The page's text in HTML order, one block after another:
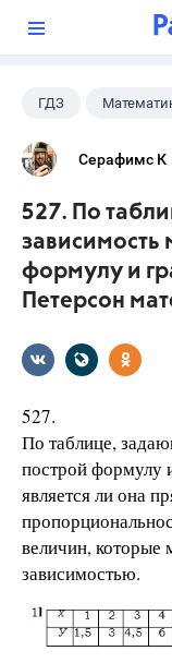
ГДЗ
Серафимс К
527. По
зависимость
формулу и
Петерсон
527.
По таблице,
построй формулу
является ли она
величин, которые
зависимостью.